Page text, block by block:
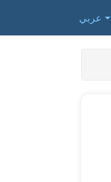
عربي